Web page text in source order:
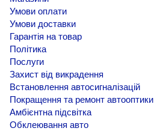
Умови оплати
Умови доставки
Гарантія на товар
Політика
Послуги
Захист від викрадення
Встановлення автосигналізацій
Покращення та ремонт автооптики
Амбієнтна підсвітка
Обклеювання авто